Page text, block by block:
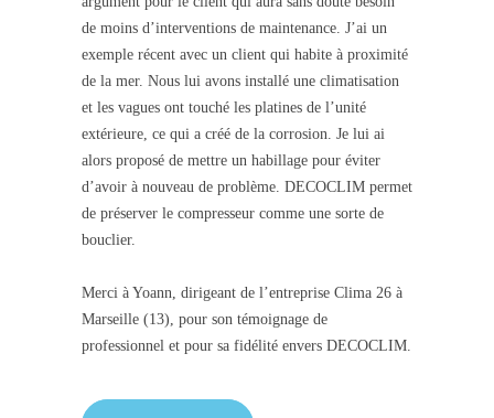
de moins d’interventions de maintenance. J’ai un
exemple récent avec un client qui habite à proximité
de la mer. Nous lui avons installé une climatisation
et les vagues ont touché les platines de l’unité
extérieure, ce qui a créé de la corrosion. Je lui ai
alors proposé de mettre un habillage pour éviter
d’avoir à nouveau de problème. DECOCLIM permet
de préserver le compresseur comme une sorte de
bouclier.
Merci à Yoann, dirigeant de l’entreprise Clima 26 à
Marseille (13), pour son témoignage de
professionnel et pour sa fidélité envers DECOCLIM.